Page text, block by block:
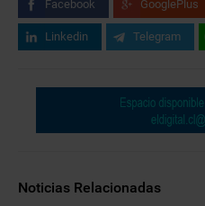
Facebook GooglePlus
Linkedin Telegram
Noticias Relacionadas